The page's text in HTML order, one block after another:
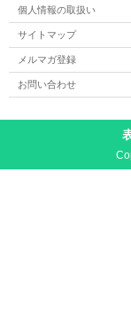
個人情報の取扱い
サイトマップ
メルマガ登録
お問い合わせ